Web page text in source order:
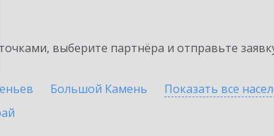
выберите партнёра и отправьте
Большой Камень Показать все